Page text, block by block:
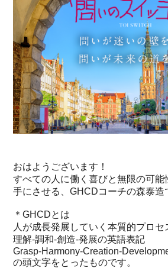
おはようございます！
すべての人に働く喜びと無限の可能
手にさせる、GHCDコーチの森泰造
＊GHCDとは
人が成長発展していく本質的プロセ
理解‐調和‐創造‐発展の英語表記
Grasp-Harmony-Creation-
の頭文字をとったものです。